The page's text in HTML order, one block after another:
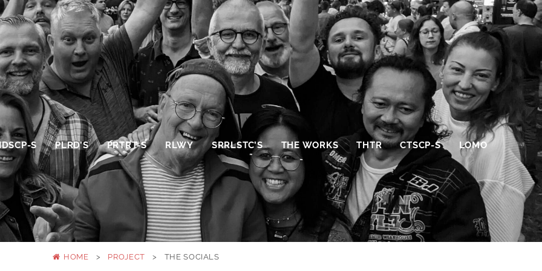
S PLRD’S PRTRT-S RLWY SRRLSTC’S THE WORKS THTR CTSCP-S LOMO
HOME > PROJECT > THE SOCIALS